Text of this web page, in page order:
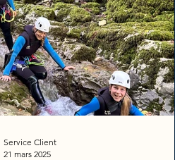
Service Client
21 mars 2025